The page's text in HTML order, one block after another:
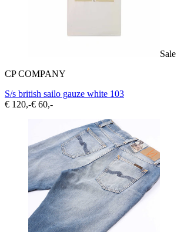
Sale
CP COMPANY
S/s british sailo gauze white 103
€ 120,-€ 60,-